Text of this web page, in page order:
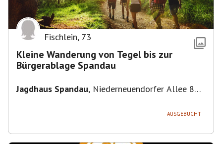
Fischlein, 73
Kleine Wanderung von Tegel bis zur
Bürgerablage Spandau
Jagdhaus Spandau, Niederneuendorfer Allee 80,
AUSGEBUCHT